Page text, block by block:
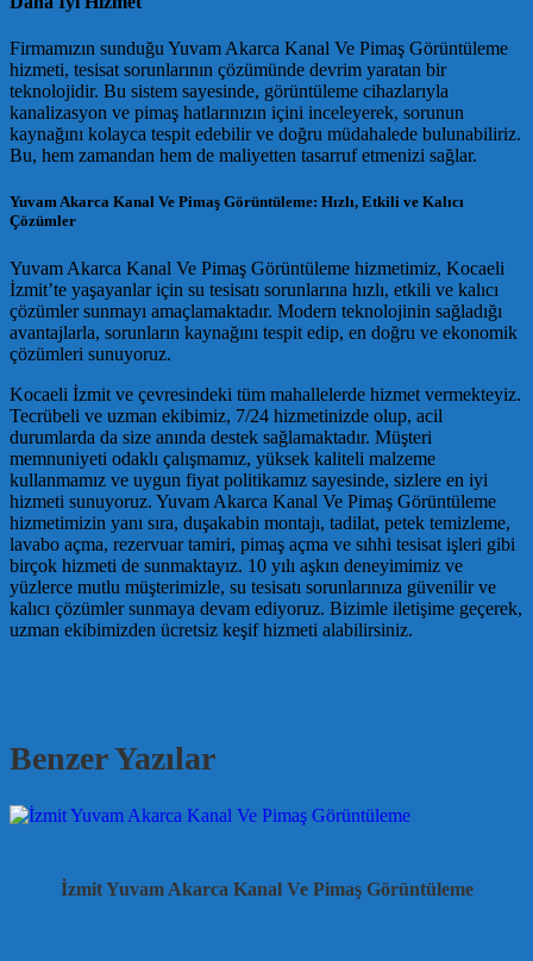
Firmamızın sunduğu Yuvam Akarca Kanal Ve Pimaş Görüntüleme
hizmeti, tesisat sorunlarının çözümünde devrim yaratan bir
teknolojidir. Bu sistem sayesinde, görüntüleme cihazlarıyla
kanalizasyon ve pimaş hatlarınızın içini inceleyerek, sorunun
kaynağını kolayca tespit edebilir ve doğru müdahalede bulunabiliriz.
Bu, hem zamandan hem de maliyetten tasarruf etmenizi sağlar.
Yuvam Akarca Kanal Ve Pimaş Görüntüleme: Hızlı, Etkili ve Kalıcı
Çözümler
Yuvam Akarca Kanal Ve Pimaş Görüntüleme hizmetimiz, Kocaeli
İzmit’te yaşayanlar için su tesisatı sorunlarına hızlı, etkili ve kalıcı
çözümler sunmayı amaçlamaktadır. Modern teknolojinin sağladığı
avantajlarla, sorunların kaynağını tespit edip, en doğru ve ekonomik
çözümleri sunuyoruz.
Kocaeli İzmit ve çevresindeki tüm mahallelerde hizmet vermekteyiz.
Tecrübeli ve uzman ekibimiz, 7/24 hizmetinizde olup, acil
durumlarda da size anında destek sağlamaktadır. Müşteri
memnuniyeti odaklı çalışmamız, yüksek kaliteli malzeme
kullanmamız ve uygun fiyat politikamız sayesinde, sizlere en iyi
hizmeti sunuyoruz. Yuvam Akarca Kanal Ve Pimaş Görüntüleme
hizmetimizin yanı sıra, duşakabin montajı, tadilat, petek temizleme,
lavabo açma, rezervuar tamiri, pimaş açma ve sıhhi tesisat işleri gibi
birçok hizmeti de sunmaktayız. 10 yılı aşkın deneyimimiz ve
yüzlerce mutlu müşterimizle, su tesisatı sorunlarınıza güvenilir ve
kalıcı çözümler sunmaya devam ediyoruz. Bizimle iletişime geçerek,
uzman ekibimizden ücretsiz keşif hizmeti alabilirsiniz.
Benzer Yazılar
İzmit Yuvam Akarca Kanal Ve Pimaş Görüntüleme